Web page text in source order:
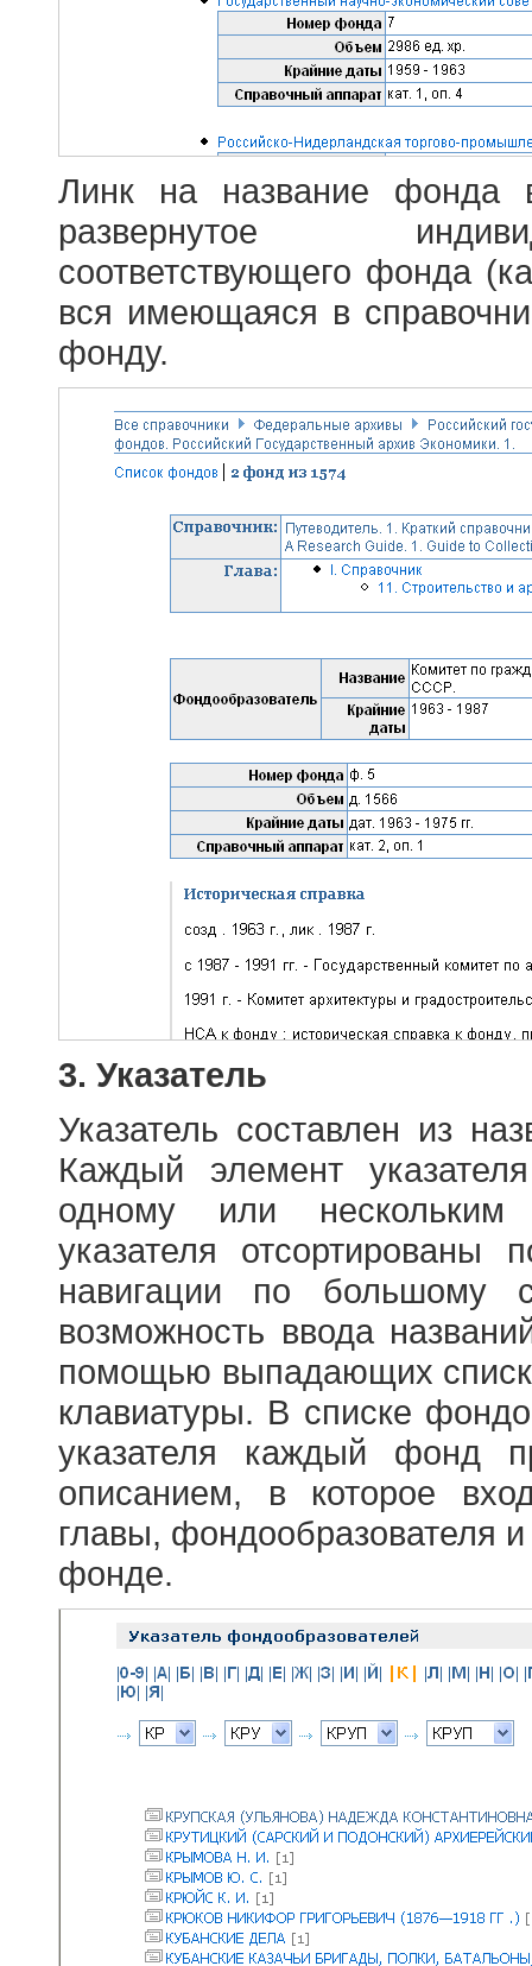
Линк на название фонда
развернутое
соответствующего фонда
вся имеющаяся в
фонду.
3. Указатель
Указатель составлен из
Каждый элемент
одному или
указателя отсортированы
навигации по большому
возможность ввода
помощью выпадающих
клавиатуры. В списке
указателя каждый фонд
описанием, в которое
главы, фондообразователя
фонде.